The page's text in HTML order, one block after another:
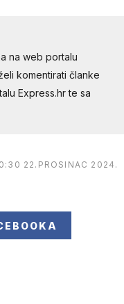
na web portalu
komentirati članke
Express.hr te sa
22.PROSINAC 2024.